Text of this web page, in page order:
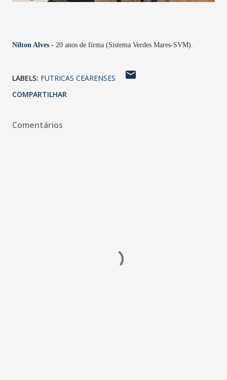
Nílton Alves - 20 anos de firma (Sistema Verdes Mares-SVM).
LABELS: FUTRICAS CEARENSES
COMPARTILHAR
Comentários